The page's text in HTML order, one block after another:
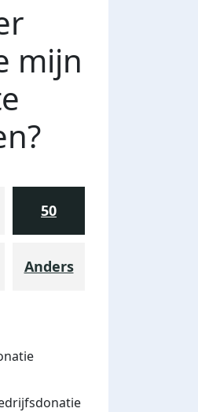
mijn
50
Anders